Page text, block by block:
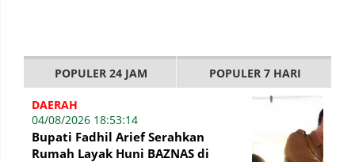
POPULER 24 JAM POPULER 7 HARI
DAERAH
04/08/2026 18:53:14
Bupati Fadhil Arief Serahkan
Rumah Layak Huni BAZNAS di